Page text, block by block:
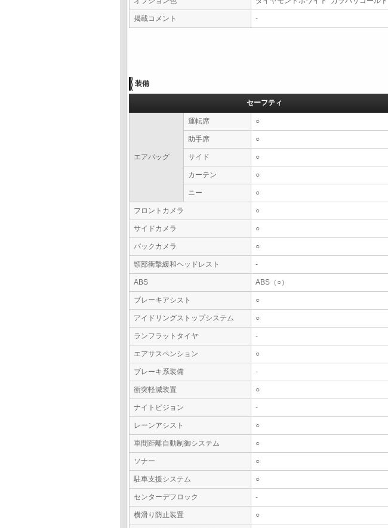
掲載コメント -
装備
セーフティ
エアバッグ
運転席 ○
助手席 ○
サイド ○
カーテン ○
ニー ○
フロントカメラ ○
サイドカメラ ○
バックカメラ ○
頸部衝撃緩和ヘッドレスト -
ABS ABS（○）
ブレーキアシスト ○
アイドリングストップシステム ○
ランフラットタイヤ -
エアサスペンション ○
ブレーキ系装備 -
衝突軽減装置 ○
ナイトビジョン -
レーンアシスト ○
車間距離自動制御システム ○
ソナー ○
駐車支援システム ○
センターデフロック -
横滑り防止装置 ○